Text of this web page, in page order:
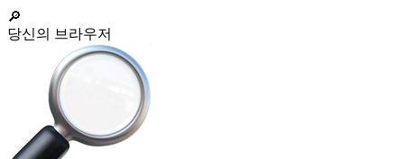
🔎
당신의 브라우저